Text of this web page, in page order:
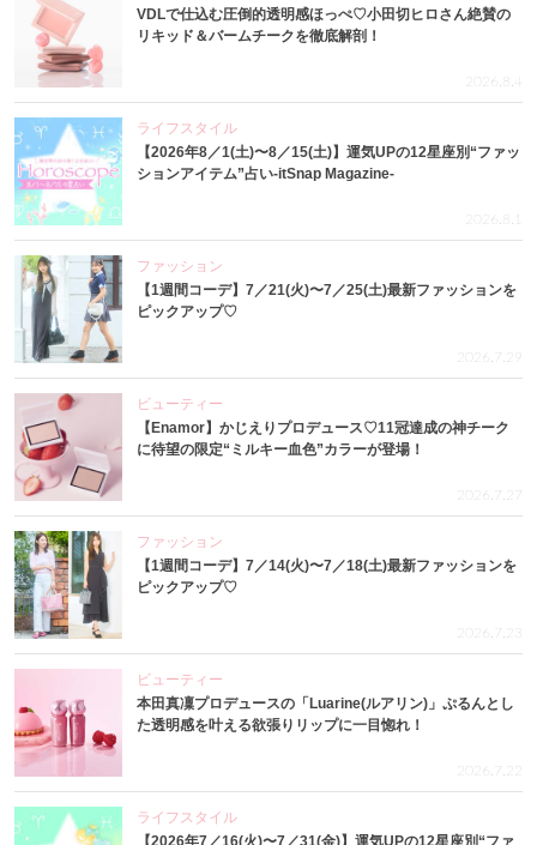
VDLで仕込む圧倒的透明感ほっぺ♡小田切ヒロさん絶賛の
リキッド＆バームチークを徹底解剖！
2026.8.4
ライフスタイル
【2026年8／1(土)〜8／15(土)】運気UPの12星座別“ファッ
ションアイテム”占い-itSnap Magazine-
2026.8.1
ファッション
【1週間コーデ】7／21(火)〜7／25(土)最新ファッションを
ピックアップ♡
2026.7.29
ビューティー
【Enamor】かじえりプロデュース♡11冠達成の神チーク
に待望の限定“ミルキー血色”カラーが登場！
2026.7.27
ファッション
【1週間コーデ】7／14(火)〜7／18(土)最新ファッションを
ピックアップ♡
2026.7.23
ビューティー
本田真凜プロデュースの「Luarine(ルアリン)」ぷるんとし
た透明感を叶える欲張りリップに一目惚れ！
2026.7.22
ライフスタイル
【2026年7／16(火)〜7／31(金)】運気UPの12星座別“ファ